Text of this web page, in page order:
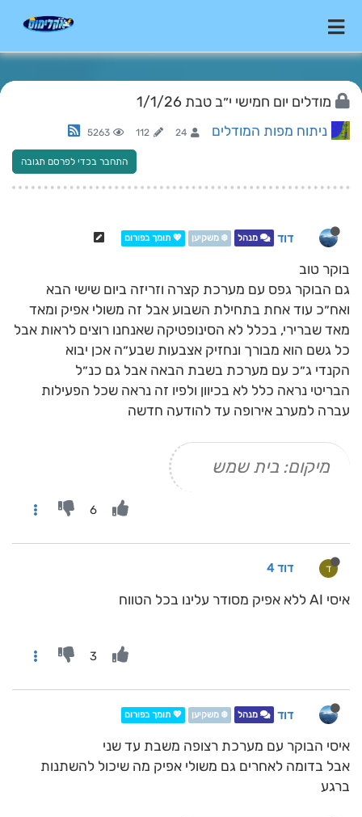
מודלים יום חמישי י״ב טבת 1/1/26
ניתוח מפות המודלים 24
112
5263
התחבר בכדי לפרסם תגובה
דוד מנהל ❄️ משקיען 💖 תומך בפורום
בוקר טוב
גם הבוקר גפס עם מערכת קצרה וזריזה ביום שישי הבא
ואח״כ עוד אחת בתחילת השבוע אבל זה משולי אפיק ומאד
מאד שברירי, בכלל לא הסינופטיקה שאנחנו רוצים לראות אבל
כל גשם הוא מבורך ונחזיק אצבעות שבע״ה אכן יבוא
הקנדי ג״כ עם מערכת בשבת הבאה אבל גם כנ״ל
הבריטי נראה כלל לא בכיוון ולפיו זה נראה שכל הפעילות
עברה למערב אירופה עד להודעה חדשה
מיקום: בית שמש
6
ד דוד 4
איסי AI ללא אפיק מסודר עלינו בכל הטווח
3
דוד מנהל ❄️ משקיען 💖 תומך בפורום
איסי הבוקר עם מערכת רצופה משבת עד שני
אבל בדומה לאחרים גם משולי אפיק מה שיכול להשתנות
ברגע